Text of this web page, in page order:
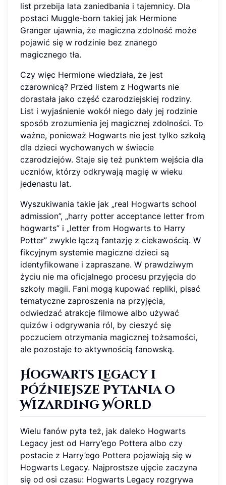
list przebija lata zaniedbania i tajemnicy. Dla
postaci Muggle-born takiej jak Hermione
Granger ujawnia, że magiczna zdolność może
pojawić się w rodzinie bez znanego
magicznego tła.
Czy więc Hermione wiedziała, że jest
czarownicą? Przed listem z Hogwarts nie
dorastała jako część czarodziejskiej rodziny.
List i wyjaśnienie wokół niego dały jej rodzinie
sposób zrozumienia jej magicznej zdolności. To
ważne, ponieważ Hogwarts nie jest tylko szkołą
dla dzieci wychowanych w świecie
czarodziejów. Staje się też punktem wejścia dla
uczniów, którzy odkrywają magię w wieku
jedenastu lat.
Wyszukiwania takie jak „real Hogwarts school
admission”, „harry potter acceptance letter from
hogwarts” i „letter from Hogwarts to Harry
Potter” zwykle łączą fantazję z ciekawością. W
fikcyjnym systemie magiczne dzieci są
identyfikowane i zapraszane. W prawdziwym
życiu nie ma oficjalnego procesu przyjęcia do
szkoły magii. Fani mogą kupować repliki, pisać
tematyczne zaproszenia na przyjęcia,
odwiedzać atrakcje filmowe albo używać
quizów i odgrywania ról, by cieszyć się
poczuciem otrzymania magicznej tożsamości,
ale pozostaje to aktywnością fanowską.
Hogwarts Legacy i
późniejsze pytania o
Wizarding World
Wielu fanów pyta też, jak daleko Hogwarts
Legacy jest od Harry’ego Pottera albo czy
postacie z Harry’ego Pottera pojawiają się w
Hogwarts Legacy. Najprostsze ujęcie zaczyna
się od osi czasu: Hogwarts Legacy rozgrywa